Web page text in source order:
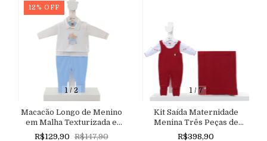
1/ 2
12 % OFF
Macacão Longo de Menino
em Malha Texturizada e
Bordado Lúdico Safari
R$129,90 R$147,90
1/ 7
Kit Saída Maternidade
Menina Três Peças de
Tricoline e Malha Tricô de
R$398,90